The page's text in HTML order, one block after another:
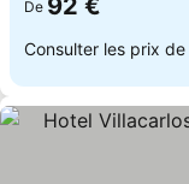
De 92 €
Consulter les prix de